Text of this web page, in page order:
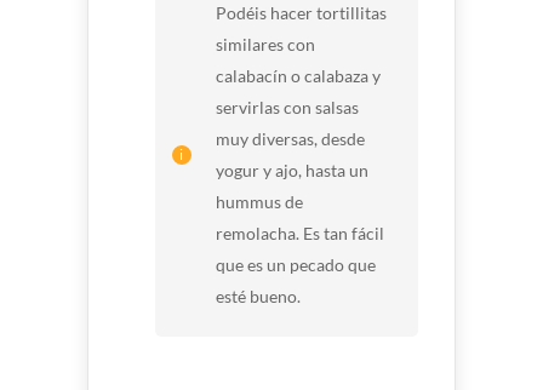
Podéis hacer tortillitas
similares con
calabacín o calabaza y
servirlas con salsas
muy diversas, desde
yogur y ajo, hasta un
hummus de
remolacha. Es tan fácil
que es un pecado que
esté bueno.